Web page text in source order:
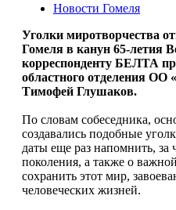
Новости Гомеля
Уголки миротворчества
Гомеля в канун 65-летия
корреспонденту БЕЛТА
областного отделения ОО
Тимофей Глушаков.
По словам собеседника,
создавались подобные
даты еще раз напомнить,
поколения, а также о
сохранить этот мир,
человеческих жизней.